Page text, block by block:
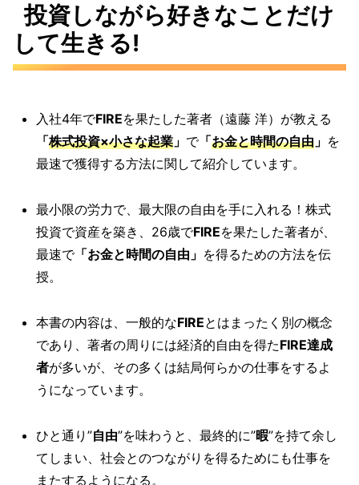
投資しながら好きなことだけ
して生きる!
入社4年でFIREを果たした著者（遠藤 洋）が教える
「株式投資×小さな起業 」 で「お金と時間の自由 」 を
最速で獲得する方法に関して紹介しています。
最小限の労力で、最大限の自由を手に入れる！株式
投資で資産を築き、26歳でFIREを果たした著者が、
最速で「お金と時間の自由」 を得るための方法を伝
授。
本書の内容は、一般的なFIREとはまったく別の概念
であり、著者の周りには経済的自由を得たFIRE達成
者が多いが、その多くは結局何らかの仕事をするよ
うになっています。
ひと通り”自由”を味わうと、最終的に”暇”を持て余し
てしまい、社会とのつながりを得るためにも仕事を
またするようになる。